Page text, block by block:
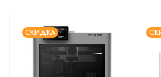
СКИДКА